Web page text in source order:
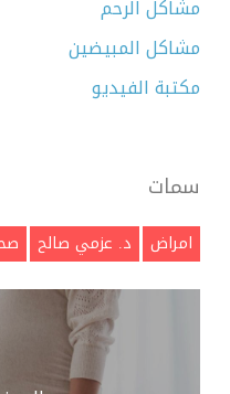
مشاكل الرحم
مشاكل المبيضين
مكتبة الفيديو
سمات
امراض د. عزمي صالح